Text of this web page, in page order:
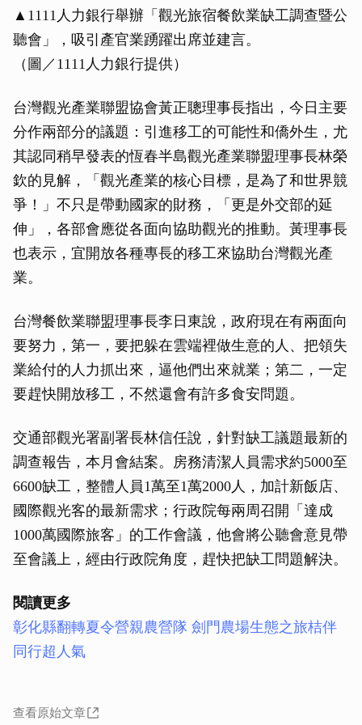
▲1111人力銀行舉辦「觀光旅宿餐飲業缺工調查暨公
聽會」，吸引產官業踴躍出席並建言。
（圖／1111人力銀行提供）
台灣觀光產業聯盟協會黃正聰理事長指出，今日主要
分作兩部分的議題：引進移工的可能性和僑外生，尤
其認同稍早發表的恆春半島觀光產業聯盟理事長林榮
欽的見解，「觀光產業的核心目標，是為了和世界競
爭！」不只是帶動國家的財務，「更是外交部的延
伸」，各部會應從各面向協助觀光的推動。黃理事長
也表示，宜開放各種專長的移工來協助台灣觀光產
業。
台灣餐飲業聯盟理事長李日東說，政府現在有兩面向
要努力，第一，要把躲在雲端裡做生意的人、把領失
業給付的人力抓出來，逼他們出來就業；第二，一定
要趕快開放移工，不然還會有許多食安問題。
交通部觀光署副署長林信任說，針對缺工議題最新的
調查報告，本月會結案。房務清潔人員需求約5000至
6600缺工，整體人員1萬至1萬2000人，加計新飯店、
國際觀光客的最新需求；行政院每兩周召開「達成
1000萬國際旅客」的工作會議，他會將公聽會意見帶
至會議上，經由行政院角度，趕快把缺工問題解決。
閱讀更多
彰化縣翻轉夏令營親農營隊 劍門農場生態之旅桔伴
同行超人氣
查看原始文章